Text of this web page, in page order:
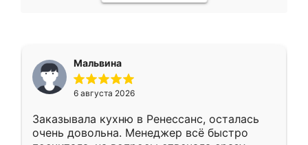
Мальвина
6 августа 2026
Заказывала кухню в Ренессанс, осталась
очень довольна. Менеджер всё быстро